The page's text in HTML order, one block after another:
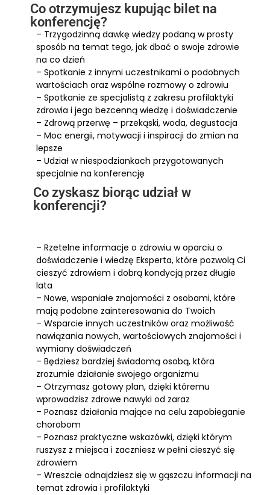
Co otrzymujesz kupując bilet na
konferencję?
– Trzygodzinną dawkę wiedzy podaną w prosty
sposób na temat tego, jak dbać o swoje zdrowie
na co dzień
– Spotkanie z innymi uczestnikami o podobnych
wartościach oraz wspólne rozmowy o zdrowiu
– Spotkanie ze specjalistą z zakresu profilaktyki
zdrowia i jego bezcenną wiedzę i doświadczenie
– Zdrową przerwę – przekąski, woda, degustacja
– Moc energii, motywacji i inspiracji do zmian na
lepsze
– Udział w niespodziankach przygotowanych
specjalnie na konferencję
Co zyskasz biorąc udział w
konferencji?
– Rzetelne informacje o zdrowiu w oparciu o
doświadczenie i wiedzę Eksperta, które pozwolą Ci
cieszyć zdrowiem i dobrą kondycją przez długie
lata
– Nowe, wspaniałe znajomości z osobami, które
mają podobne zainteresowania do Twoich
– Wsparcie innych uczestników oraz możliwość
nawiązania nowych, wartościowych znajomości i
wymiany doświadczeń
– Będziesz bardziej świadomą osobą, która
zrozumie działanie swojego organizmu
– Otrzymasz gotowy plan, dzięki któremu
wprowadzisz zdrowe nawyki od zaraz
– Poznasz działania mające na celu zapobieganie
chorobom
– Poznasz praktyczne wskazówki, dzięki którym
ruszysz z miejsca i zaczniesz w pełni cieszyć się
zdrowiem
– Wreszcie odnajdziesz się w gąszczu informacji na
temat zdrowia i profilaktyki